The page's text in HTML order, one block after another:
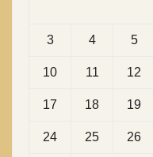
3 4 5
10 11 12
17 18 19
24 25 26